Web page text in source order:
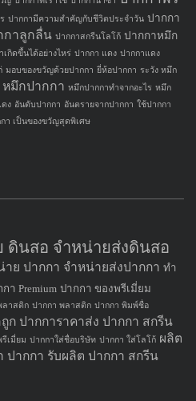
ปากกามีความสำคัญกับชีวิตประจำวัน ปากกา
กาลูกลื่น ปากกาสกรีนโลโก้ ปากกาหมึก
เกิดขึ้นได้อย่างไหร่ ปากกา แดง ปากกาแดง
มอบของขวัญด้วยปากกา ยี่ห้อปากกา ระวัง หมึก
หมึกปากกา หมึกปากกาทำจากอะไร หมึก
ง อันดับปากกา อันตรายจากปากกา ใช้ปากกา
า เป็นของขวัญสุดพิเศษ
ดินสอ จำหน่ายส่งดินสอ
าย ปากกา จำหน่ายส่งปากกา ทำ
า Premium ปากกา ของพรีเมี่ยม
ลาสติก ปากกา พลาสติก ปากกา พิมพ์ชื่อ
ก ปากการาคาส่ง ปากกา สกรีน
เมี่ยม ปากกาใส่ชื่อบริษัท ปากกา ใส่โลโก้ ผลิต
ปากกา รับผลิต ปากกา สกรีน